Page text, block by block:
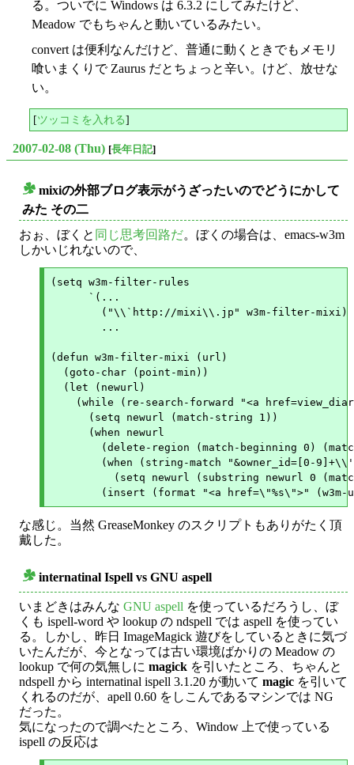
る。ついでに Windows は 6.3.2 にしてみたけど、
Meadow でもちゃんと動いているみたい。
convert は便利なんだけど、普通に動くときでもメモリ
喰いまくりで Zaurus だとちょっと辛い。けど、放せな
い。
[ツッコミを入れる]
2007-02-08 (Thu) [長年日記]
mixiの外部ブログ表示がうざったいのでどうにかして
みた その二
おぉ、ぼくと 同じ思考回路だ。ぼくの場合は、emacs-w3m
しかいじれないので、
(setq w3m-filter-rules
      `(...
(defun w3m-filter-mixi (url)
  (goto-char (point-min))
  (let (newurl)
(while (re-search-forward "<a
      (setq newurl (match-string 1))
      (when newurl
な感じ。当然 GreaseMonkey のスクリプトもありがたく頂
戴した。
internatinal Ispell vs GNU aspell
いまどきはみんな GNU aspell を使っているだろうし、ぼ
くも ispell-word や lookup の ndspell では aspell を使ってい
る。しかし、昨日 ImageMagick 遊びをしているときに気づ
いたんだが、今となっては古い環境ばかりの Meadow の
lookup で何の気無しに magick を引いたところ、ちゃんと
ndspell から internatinal ispell 3.1.20 が動いて magic を引いて
くれるのだが、apell 0.60 をしこんであるマシンでは NG
だった。
気になったので調べたところ、Window 上で使っている
ispell の反応は